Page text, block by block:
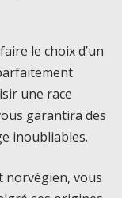
le choix d’un
une race
garantira des
inoubliables.
norvégien, vous